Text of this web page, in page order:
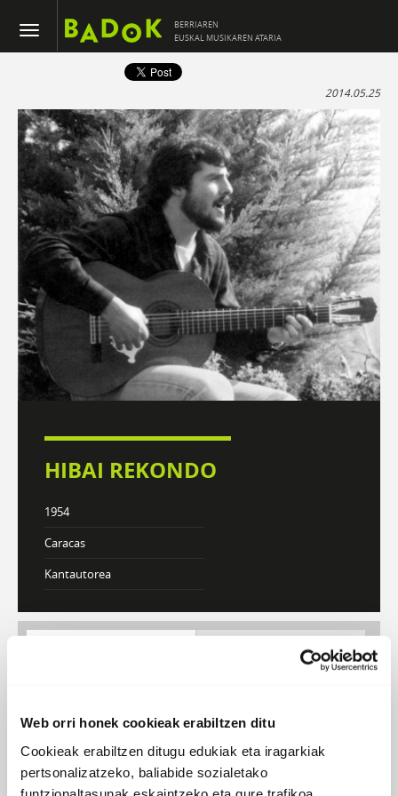
Web orri honek cookieak erabiltzen ditu
Cookieak erabiltzen ditugu edukiak eta iragarkiak
pertsonalizatzeko, baliabide sozialetako
BERRIAREN
EUSKAL MUSIKAREN ATARIA
2014.05.25
HIBAI REKONDO
1954
Caracas
Kantautorea
BIOGRAFIA